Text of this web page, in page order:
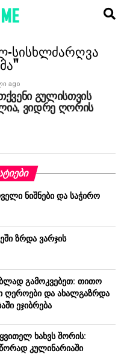
ago
გულისთვის
ვიდრე ღორის
ნიშნები და საჭირო
ზრდა ვარჯის
გამოკვებეთ: თითო
ღეროები და ახალგაზრდა
ეჯიბრება
ხახვს შორის:
კულინარიაში